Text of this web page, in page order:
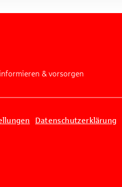
& vorsorgen
Datenschutzerklärung